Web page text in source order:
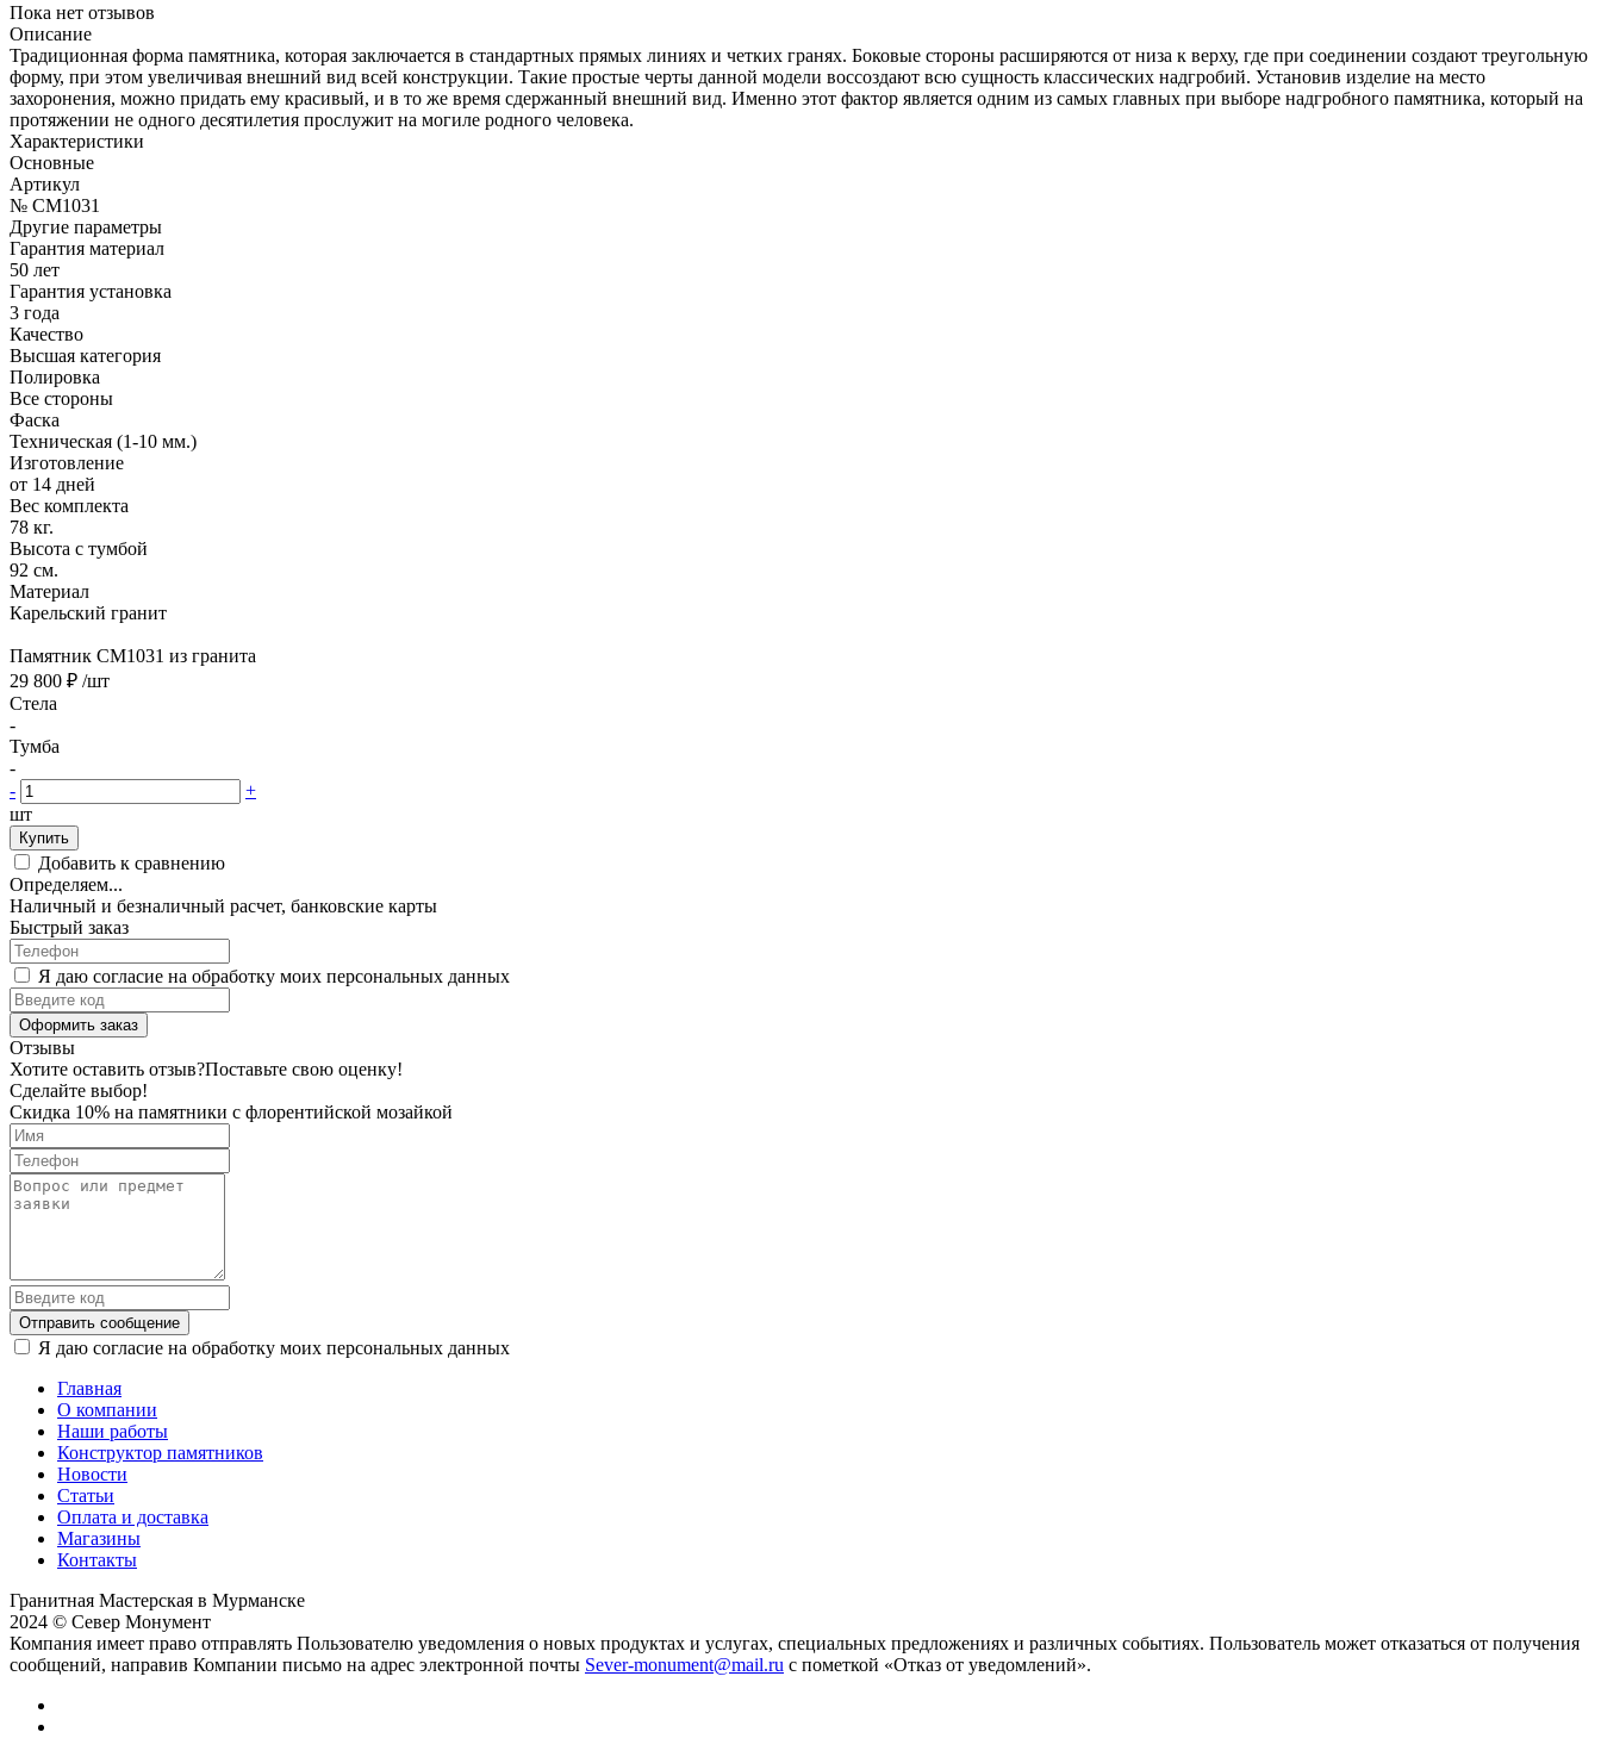
Пока нет отзывов
Описание
Традиционная форма памятника, которая заключается в стандартных прямых линиях и четких гранях. Боковые стороны расширяются от низа к верху, где при соединении создают треугольную
форму, при этом увеличивая внешний вид всей конструкции. Такие простые черты данной модели воссоздают всю сущность классических надгробий. Установив изделие на место
захоронения, можно придать ему красивый, и в то же время сдержанный внешний вид. Именно этот фактор является одним из самых главных при выборе надгробного памятника, который на
протяжении не одного десятилетия прослужит на могиле родного человека.
Характеристики
Основные
Артикул
№ CM1031
Другие параметры
Гарантия материал
50 лет
Гарантия установка
3 года
Качество
Высшая категория
Полировка
Все стороны
Фаска
Техническая (1-10 мм.)
Изготовление
от 14 дней
Вес комплекта
78 кг.
Высота с тумбой
92 см.
Материал
Карельский гранит
Памятник CM1031 из гранита
29 800 ₽ /шт
Стела
-
Тумба
-
-
+
шт
Купить
Добавить к сравнению
Определяем...
Наличный и безналичный расчет, банковские карты
Быстрый заказ
Я даю согласие на обработку моих персональных данных
Оформить заказ
Отзывы
Хотите оставить отзыв?Поставьте свою оценку!
Сделайте выбор!
Скидка 10% на памятники с флорентийской мозайкой
Отправить сообщение
Я даю согласие на обработку моих персональных данных
Главная
О компании
Наши работы
Конструктор памятников
Новости
Статьи
Оплата и доставка
Магазины
Контакты
Гранитная Мастерская в Мурманске
2024 © Север Монумент
Компания имеет право отправлять Пользователю уведомления о новых продуктах и услугах, специальных предложениях и различных событиях. Пользователь может отказаться от получения
сообщений, направив Компании письмо на адрес электронной почты Sever-monument@mail.ru с пометкой «Отказ от уведомлений».